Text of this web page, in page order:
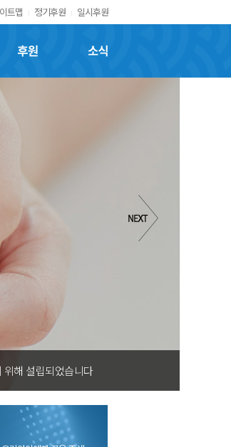
트맵 정기후원 일시후원
후원 소식
었습니다